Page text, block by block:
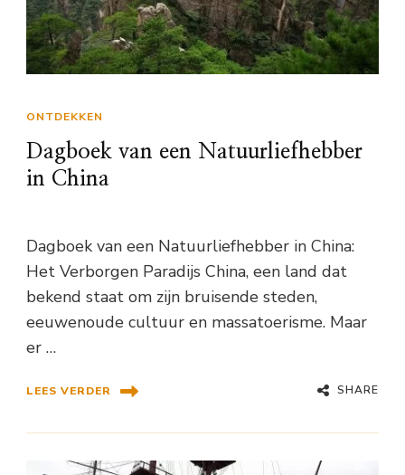
ONTDEKKEN
Dagboek van een Natuurliefhebber
in China
Dagboek van een Natuurliefhebber in China:
Het Verborgen Paradijs China, een land dat
bekend staat om zijn bruisende steden,
eeuwenoude cultuur en massatoerisme. Maar
er …
LEES VERDER SHARE